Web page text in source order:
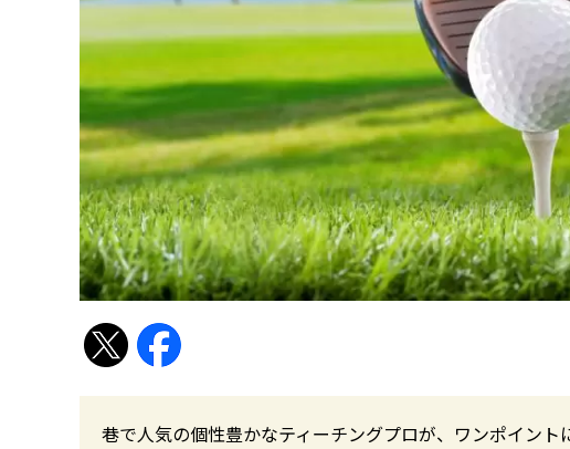
巷で人気の個性豊かなティーチングプロが、ワンポイン